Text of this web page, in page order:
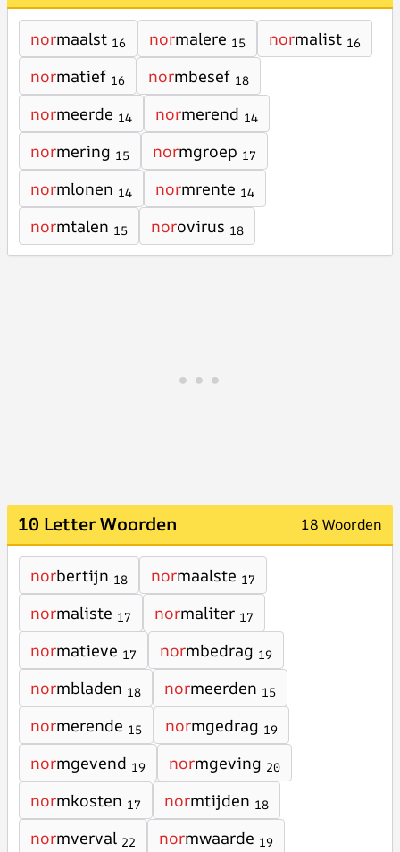
normaalst 16 normalere 15 normalist 16
normatief 16 normbesef 18
normeerde 14 normerend 14
normering 15 normgroep 17
normlonen 14 normrente 14
normtalen 15 norovirus 18
10 Letter Woorden 18 Woorden
norbertijn 18 normaalste 17
normaliste 17 normaliter 17
normatieve 17 normbedrag 19
normbladen 18 normeerden 15
normerende 15 normgedrag 19
normgevend 19 normgeving 20
normkosten 17 normtijden 18
normverval 22 normwaarde 19